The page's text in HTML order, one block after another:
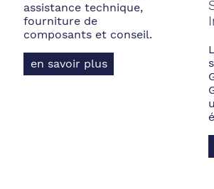
assistance technique,
fourniture de
composants et conseil.
en savoir plus